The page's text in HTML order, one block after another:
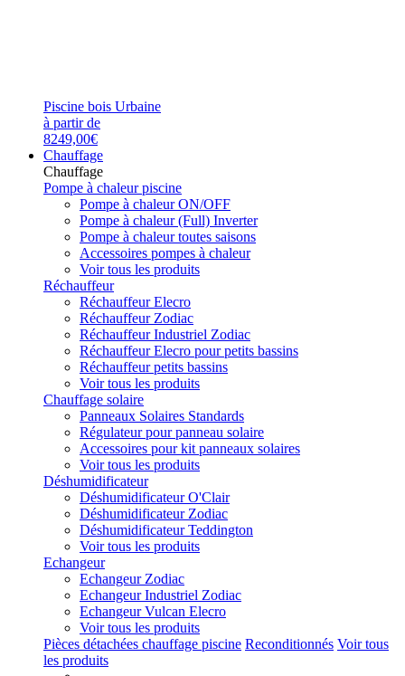
Piscine bois Urbaine
à partir de
8249,00€
Chauffage
Chauffage
Pompe à chaleur piscine
Pompe à chaleur ON/OFF
Pompe à chaleur (Full) Inverter
Pompe à chaleur toutes saisons
Accessoires pompes à chaleur
Voir tous les produits
Réchauffeur
Réchauffeur Elecro
Réchauffeur Zodiac
Réchauffeur Industriel Zodiac
Réchauffeur Elecro pour petits bassins
Réchauffeur petits bassins
Voir tous les produits
Chauffage solaire
Panneaux Solaires Standards
Régulateur pour panneau solaire
Accessoires pour kit panneaux solaires
Voir tous les produits
Déshumidificateur
Déshumidificateur O'Clair
Déshumidificateur Zodiac
Déshumidificateur Teddington
Voir tous les produits
Echangeur
Echangeur Zodiac
Echangeur Industriel Zodiac
Echangeur Vulcan Elecro
Voir tous les produits
Pièces détachées chauffage piscine Reconditionnés Voir tous
les produits